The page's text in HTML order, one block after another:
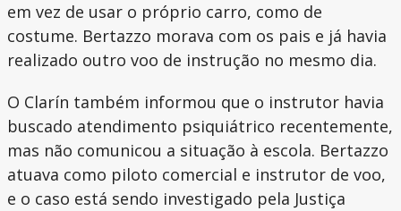
em vez de usar o próprio carro, como de
costume. Bertazzo morava com os pais e já havia
realizado outro voo de instrução no mesmo dia.
O Clarín também informou que o instrutor havia
buscado atendimento psiquiátrico recentemente,
mas não comunicou a situação à escola. Bertazzo
atuava como piloto comercial e instrutor de voo,
e o caso está sendo investigado pela Justiça